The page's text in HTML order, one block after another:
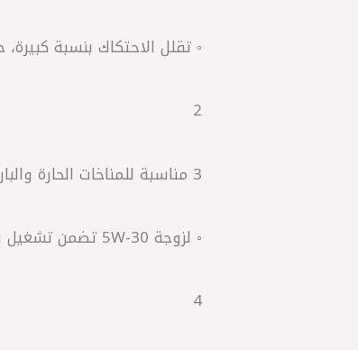
◦ تقلل الاحتكاك بنسبة
2
3 مناسبة للمناخات الحارة والباردة:
◦ لزوجة 5W-30 تضمن تشغيل ناعم في الصباح، واستقرار حراري على الطرق الطويلة.
4